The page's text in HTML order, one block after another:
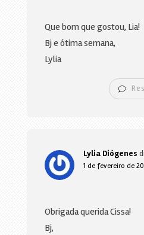
Que bom que gostou, Lia!
Bj e ótima semana,
Lylia
Lylia Diógenes
1 de fevereiro de
Obrigada querida Cissa!
Bj,